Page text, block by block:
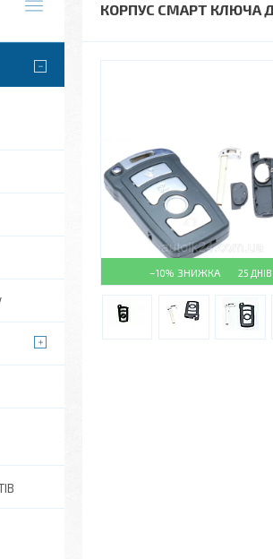
КОРПУС СМАРТ КЛЮЧА
–10% 25 ДНІВ